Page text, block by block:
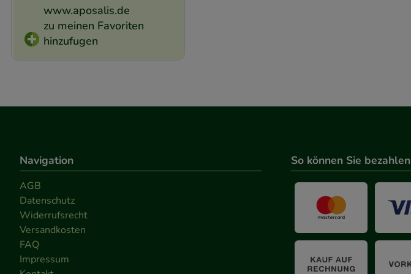
www.aposalis.de
zu meinen Favoriten
hinzufugen
Navigation
AGB
Datenschutz
Widerrufsrecht
Versandkosten
FAQ
Impressum
So können Sie bezahlen